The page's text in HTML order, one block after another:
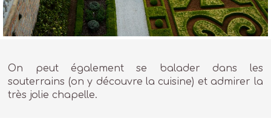
On peut également se balader dans les
souterrains (on y découvre la cuisine) et admirer la
très jolie chapelle.